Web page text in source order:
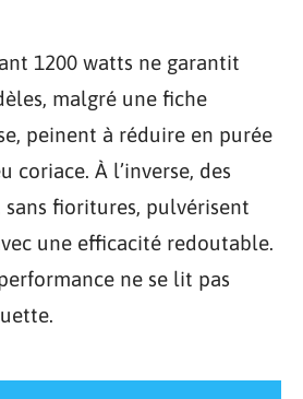
1200 watts ne garantit
malgré une fiche
peinent à réduire en purée
coriace. À l’inverse, des
sans fioritures, pulvérisent
une efficacité redoutable.
ne se lit pas